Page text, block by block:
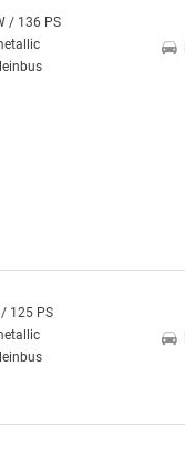
/ 136 PS
125 PS